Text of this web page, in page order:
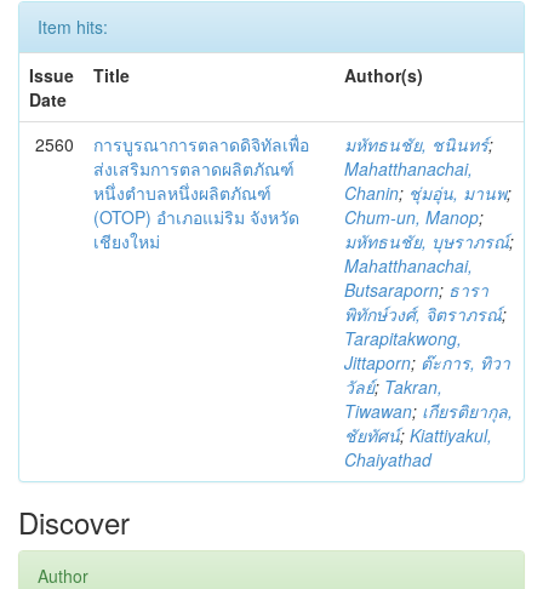
Item hits:
Issue
Date
Title Author(s)
2560
การบูรณาการตลาดดิจิทัลเพื่อ
ส่งเสริมการตลาดผลิตภัณฑ์
หนึ่งตำบลหนึ่งผลิตภัณฑ์
(OTOP) อำเภอแม่ริม จังหวัด
เชียงใหม่
มหัทธนชัย, ชนินทร์;
Mahatthanachai,
Chanin; ชุ่มอุ่น, มานพ;
Chum-un, Manop;
มหัทธนชัย, บุษราภรณ์;
Mahatthanachai,
Butsaraporn; ธารา
พิทักษ์วงศ์, จิตราภรณ์;
Tarapitakwong,
Jittaporn; ต๊ะการ, ทิวา
วัลย์; Takran,
Tiwawan; เกียรติยากุล,
ชัยทัศน์; Kiattiyakul,
Chaiyathad
Discover
Author